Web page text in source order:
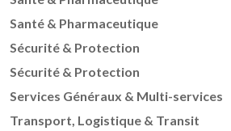
Santé & Pharmaceutique
Sécurité & Protection
Sécurité & Protection
Services Généraux & Multi-services
Transport, Logistique & Transit